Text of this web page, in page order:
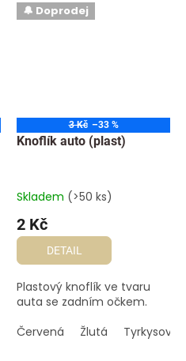
🔔 Doprodej
3 Kč –33 %
Knoflík auto (plast)
Skladem (>50 ks)
2 Kč
DETAIL
Plastový knoflík ve tvaru
auta se zadním očkem.
Červená
Žlutá Tyrkysová